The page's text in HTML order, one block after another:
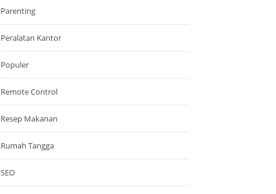
Parenting
Peralatan Kantor
Populer
Remote Control
Resep Makanan
Rumah Tangga
SEO